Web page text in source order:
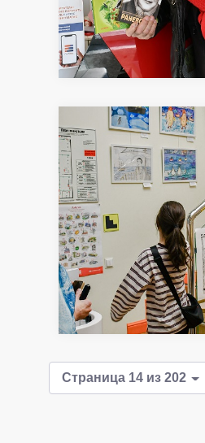
Страница 14 из 202